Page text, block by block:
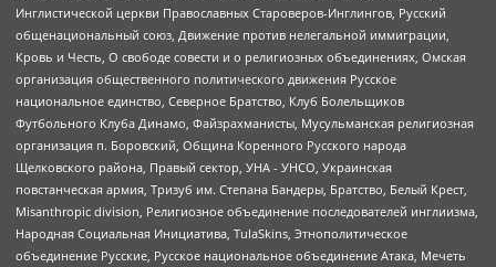
Инглистической церкви Православных Староверов-Инглингов, Русский
общенациональный союз, Движение против нелегальной иммиграции,
Кровь и Честь, О свободе совести и о религиозных объединениях, Омская
организация общественного политического движения Русское
национальное единство, Северное Братство, Клуб Болельщиков
Футбольного Клуба Динамо, Файзрахманисты, Мусульманская религиозная
организация п. Боровский, Община Коренного Русского народа
Щелковского района, Правый сектор, УНА - УНСО, Украинская
повстанческая армия, Тризуб им. Степана Бандеры, Братство, Белый Крест,
Misanthropic division, Религиозное объединение последователей инглиизма,
Народная Социальная Инициатива, TulaSkins, Этнополитическое
объединение Русские, Русское национальное объединение Атака, Мечеть